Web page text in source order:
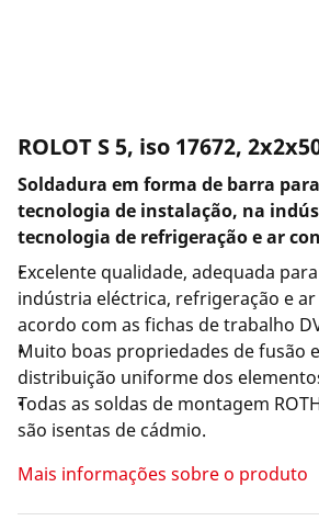
ROLOT S 5, iso 17672,
Soldadura em forma de barra
tecnologia de instalação, na
tecnologia de refrigeração e ar
Excelente qualidade, adequada
indústria eléctrica, refrigeração e
acordo com as fichas de trabalho
Muito boas propriedades de fusão
distribuição uniforme dos
Todas as soldas de montagem
são isentas de cádmio.
Mais informações sobre o produto